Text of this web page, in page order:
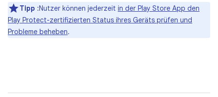
Tipp :Nutzer können jederzeit in der Play Store App den
Play Protect-zertifizierten Status ihres Geräts prüfen und
Probleme beheben.